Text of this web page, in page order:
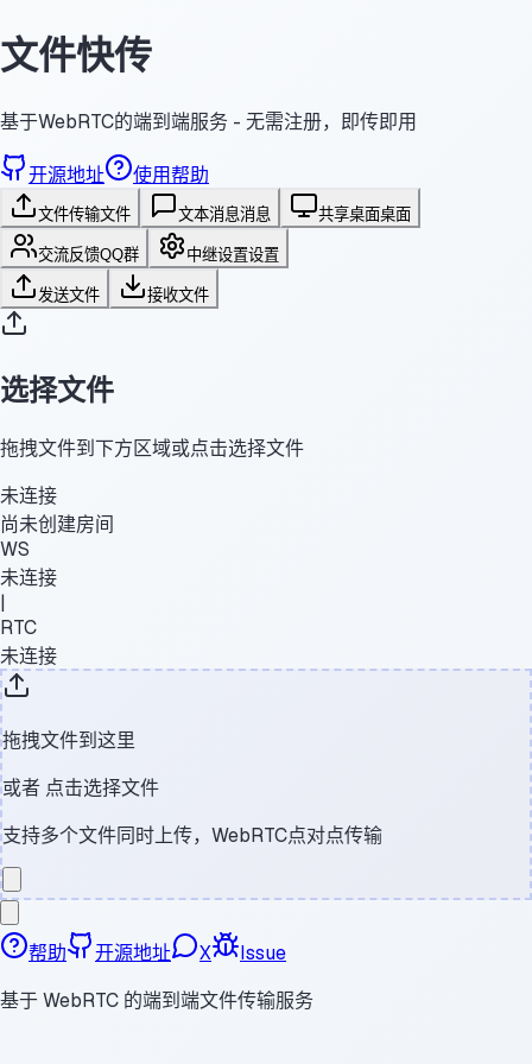
文件快传
基于WebRTC的端到端服务 - 无需注册，即传即用
开源地址 使用帮助
文件传输文件 文本消息消息 共享桌面桌面
交流反馈QQ群 中继设置设置
发送文件 接收文件
选择文件
拖拽文件到下方区域或点击选择文件
未连接
尚未创建房间
WS
未连接
|
RTC
未连接
拖拽文件到这里
或者 点击选择文件
支持多个文件同时上传，WebRTC点对点传输
帮助 开源地址 X
Issue
基于 WebRTC 的端到端文件传输服务